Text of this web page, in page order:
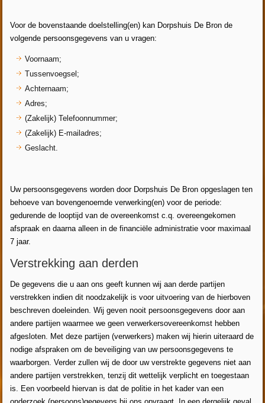
Voor de bovenstaande doelstelling(en) kan Dorpshuis De Bron de
volgende persoonsgegevens van u vragen:
Voornaam;
Tussenvoegsel;
Achternaam;
Adres;
(Zakelijk) Telefoonnummer;
(Zakelijk) E-mailadres;
Geslacht.
Uw persoonsgegevens worden door Dorpshuis De Bron opgeslagen ten
behoeve van bovengenoemde verwerking(en) voor de periode:
gedurende de looptijd van de overeenkomst c.q. overeengekomen
afspraak en daarna alleen in de financiële administratie voor maximaal
7 jaar.
Verstrekking aan derden
De gegevens die u aan ons geeft kunnen wij aan derde partijen
verstrekken indien dit noodzakelijk is voor uitvoering van de hierboven
beschreven doeleinden. Wij geven nooit persoonsgegevens door aan
andere partijen waarmee we geen verwerkersovereenkomst hebben
afgesloten. Met deze partijen (verwerkers) maken wij hierin uiteraard de
nodige afspraken om de beveiliging van uw persoonsgegevens te
waarborgen. Verder zullen wij de door uw verstrekte gegevens niet aan
andere partijen verstrekken, tenzij dit wettelijk verplicht en toegestaan
is. Een voorbeeld hiervan is dat de politie in het kader van een